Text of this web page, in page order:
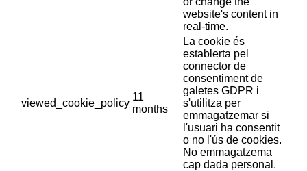
website's content in
real-time.
viewed_cookie_policy
11
months
La cookie és
establerta pel
connector de
consentiment de
galetes GDPR i
s'utilitza per
emmagatzemar si
l'usuari ha consentit
o no l'ús de cookies.
No emmagatzema
cap dada personal.